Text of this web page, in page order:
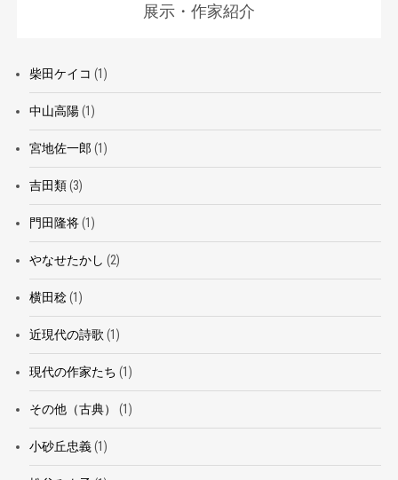
展示・作家紹介
柴田ケイコ (1)
中山高陽(1)
宮地佐一郎 (1)
吉田類(3)
門田隆将(1)
やなせたかし (2)
横田稔(1)
近現代の詩歌 (1)
現代の作家たち (1)
その他（古典） (1)
小砂丘忠義(1)